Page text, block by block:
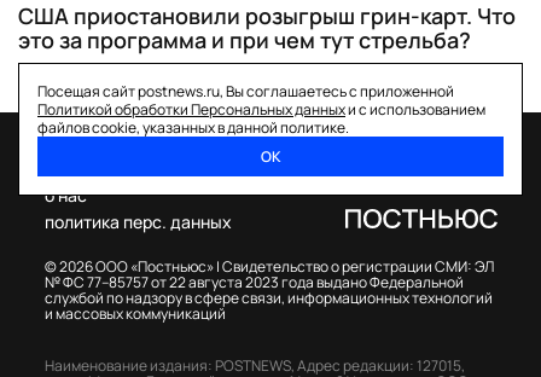
США приостановили розыгрыш грин-карт. Что
это за программа и при чем тут стрельба?
Посещая сайт postnews.ru, Вы соглашаетесь с приложенной
Политикой обработки Персональных данныхи с использованием
файлов cookie, указанных в данной политике.
ОК
© 2026 ООО «Постньюс» |Свидетельство о регистрации СМИ: ЭЛ
№ ФС 77–85757 от 22 августа 2023 года выдано Федеральной
службой по надзору в сфере связи, информационных технологий
и массовых коммуникаций
о нас
политика перс. данных
Наименование издания: POSTNEWS,Адрес редакции: 127015,